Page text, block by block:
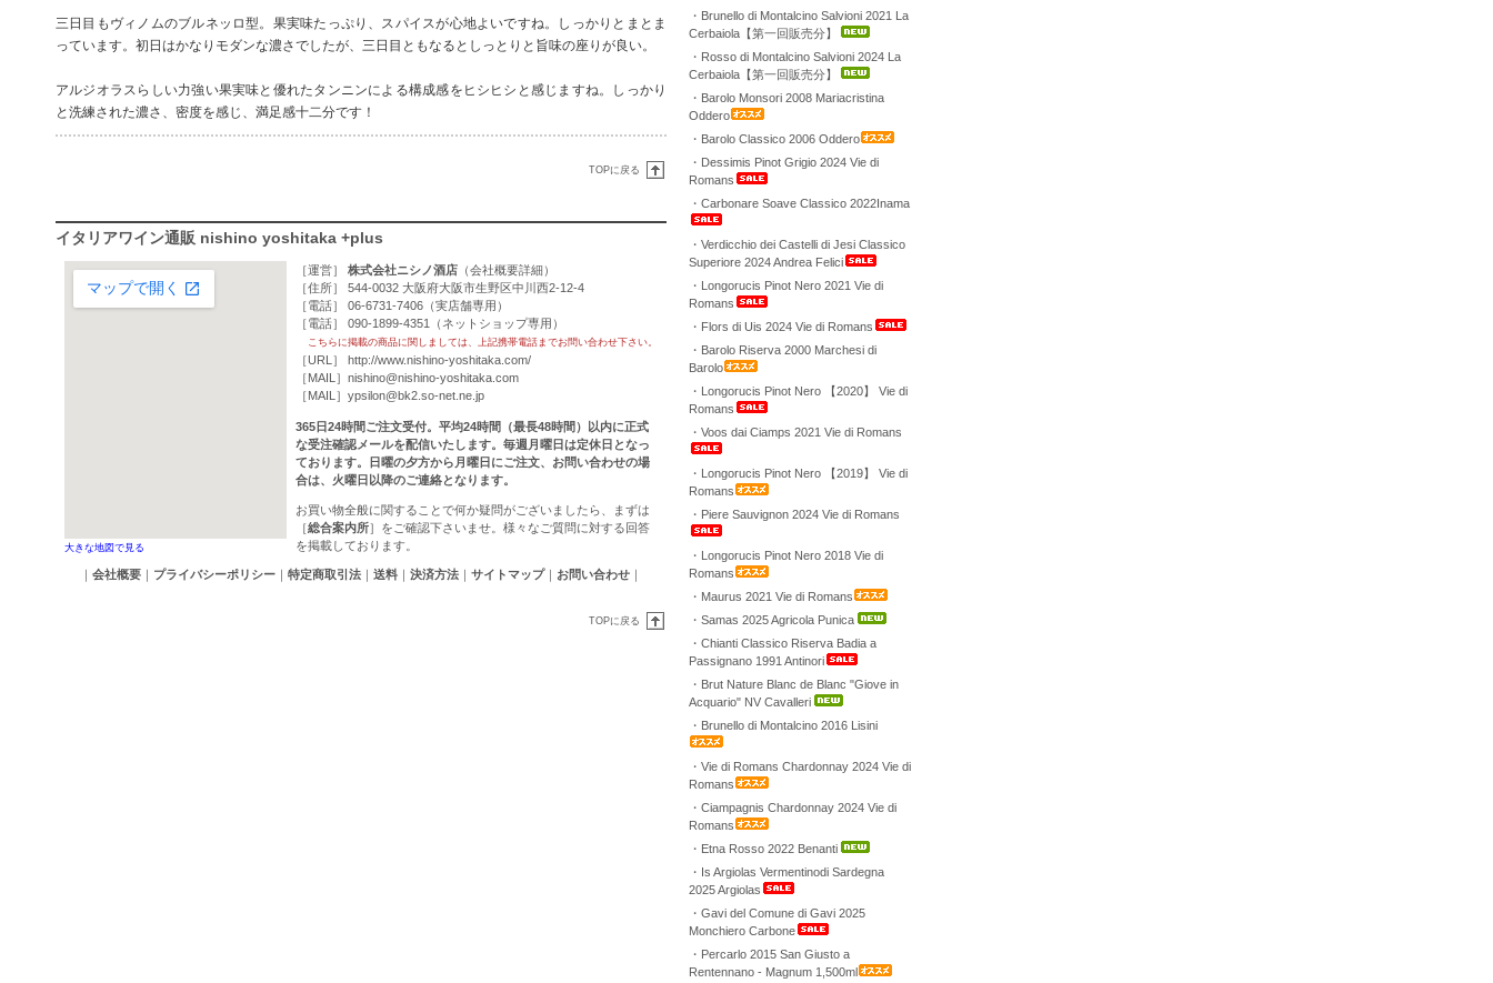
三日目もヴィノムのブルネッロ型。果実味たっぷり、スパイスが心地よいですね。しっかりとまとま
っています。初日はかなりモダンな濃さでしたが、三日目ともなるとしっとりと旨味の座りが良い。
アルジオラスらしい力強い果実味と優れたタンニンによる構成感をヒシヒシと感じますね。しっかり
と洗練された濃さ、密度を感じ、満足感十二分です！
TOPに戻る
イタリアワイン通販 nishino yoshitaka +plus
大きな地図で見る
［運営］ 株式会社ニシノ酒店 （会社概要詳細）
［住所］ 544-0032 大阪府大阪市生野区中川西2-12-4
［電話］ 06-6731-7406（実店舗専用）
［電話］ 090-1899-4351（ネットショップ専用）
こちらに掲載の商品に関しましては、上記携帯電話までお問い合わせ下さい。
［URL］ http://www.nishino-yoshitaka.com/
［MAIL］ nishino@nishino-yoshitaka.com
［MAIL］ ypsilon@bk2.so-net.ne.jp
365日24時間ご注文受付。平均24時間（最長48時間）以内に正式
な受注確認メールを配信いたします。毎週月曜日は定休日となっ
ております。日曜の夕方から月曜日にご注文、お問い合わせの場
合は、火曜日以降のご連絡となります。
お買い物全般に関することで何か疑問がございましたら、まずは
［総合案内所］をご確認下さいませ。様々なご質問に対する回答
を掲載しております。
｜ 会社概要 ｜ プライバシーポリシー ｜ 特定商取引法 ｜ 送料 ｜ 決済方法 ｜ サイトマップ｜ お問い合わせ ｜
TOPに戻る
・Brunello di Montalcino Salvioni 2021 La
Cerbaiola【第一回販売分】
・Rosso di Montalcino Salvioni 2024 La
Cerbaiola【第一回販売分】
・Barolo Monsori 2008 Mariacristina
Oddero
・Barolo Classico 2006 Oddero
・Dessimis Pinot Grigio 2024 Vie di
Romans
・Carbonare Soave Classico 2022Inama
・Verdicchio dei Castelli di Jesi Classico
Superiore 2024 Andrea Felici
・Longorucis Pinot Nero 2021 Vie di
Romans
・Flors di Uis 2024 Vie di Romans
・Barolo Riserva 2000 Marchesi di
Barolo
・Longorucis Pinot Nero 【2020】 Vie di
Romans
・Voos dai Ciamps 2021 Vie di Romans
・Longorucis Pinot Nero 【2019】 Vie di
Romans
・Piere Sauvignon 2024 Vie di Romans
・Longorucis Pinot Nero 2018 Vie di
Romans
・Maurus 2021 Vie di Romans
・Samas 2025 Agricola Punica
・Chianti Classico Riserva Badia a
Passignano 1991 Antinori
・Brut Nature Blanc de Blanc "Giove in
Acquario" NV Cavalleri
・Brunello di Montalcino 2016 Lisini
・Vie di Romans Chardonnay 2024 Vie di
Romans
・Ciampagnis Chardonnay 2024 Vie di
Romans
・Etna Rosso 2022 Benanti
・Is Argiolas Vermentinodi Sardegna
2025 Argiolas
・Gavi del Comune di Gavi 2025
Monchiero Carbone
・Percarlo 2015 San Giusto a
Rentennano - Magnum 1,500ml